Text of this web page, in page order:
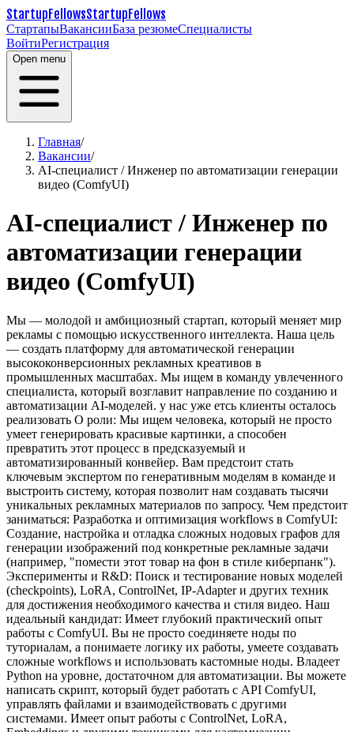
StartupFellowsStartupFellows
СтартапыВакансииБаза резюмеСпециалисты
ВойтиРегистрация
Open menu
Главная/
Вакансии/
AI-специалист / Инженер по автоматизации генерации
видео (ComfyUI)
AI-специалист / Инженер по
автоматизации генерации
видео (ComfyUI)
Мы — молодой и амбициозный стартап, который меняет мир
рекламы с помощью искусственного интеллекта. Наша цель
— создать платформу для автоматической генерации
высококонверсионных рекламных креативов в
промышленных масштабах. Мы ищем в команду увлеченного
специалиста, который возглавит направление по созданию и
автоматизации AI-моделей. у нас уже етсь клиенты осталось
реализовать О роли: Мы ищем человека, который не просто
умеет генерировать красивые картинки, а способен
превратить этот процесс в предсказуемый и
автоматизированный конвейер. Вам предстоит стать
ключевым экспертом по генеративным моделям в команде и
выстроить систему, которая позволит нам создавать тысячи
уникальных рекламных материалов по запросу. Чем предстоит
заниматься: Разработка и оптимизация workflows в ComfyUI:
Создание, настройка и отладка сложных нодовых графов для
генерации изображений под конкретные рекламные задачи
(например, "помести этот товар на фон в стиле киберпанк").
Эксперименты и R&D: Поиск и тестирование новых моделей
(checkpoints), LoRA, ControlNet, IP-Adapter и других техник
для достижения необходимого качества и стиля видео. Наш
идеальный кандидат: Имеет глубокий практический опыт
работы с ComfyUI. Вы не просто соединяете ноды по
туториалам, а понимаете логику их работы, умеете создавать
сложные workflows и использовать кастомные ноды. Владеет
Python на уровне, достаточном для автоматизации. Вы можете
написать скрипт, который будет работать с API ComfyUI,
управлять файлами и взаимодействовать с другими
системами. Имеет опыт работы с ControlNet, LoRA,